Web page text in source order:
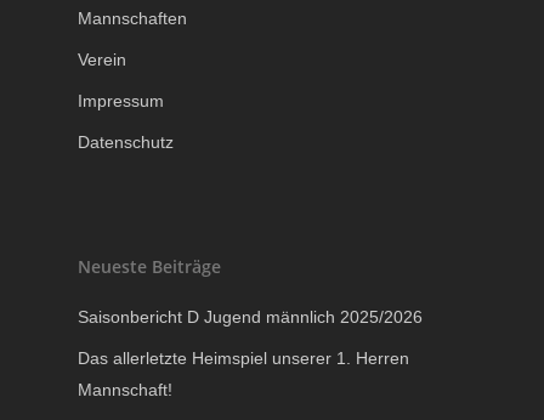
Mannschaften
Verein
Impressum
Datenschutz
Neueste Beiträge
Saisonbericht D Jugend männlich 2025/2026
Das allerletzte Heimspiel unserer 1. Herren
Mannschaft!